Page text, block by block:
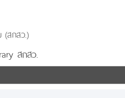
(สกสว.)
สกสว.